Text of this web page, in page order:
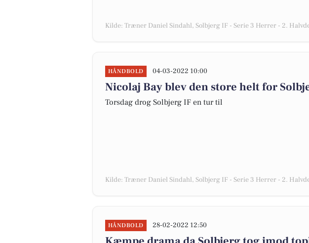
Kilde: Træner Daniel Sindahl, Solbjerg IF - Serie 3 Herrer - 2.
HÅNDBOLD 04-03-2022 10:00
Nicolaj Bay blev den store helt for
Torsdag drog Solbjerg IF en tur til
Kilde: Træner Daniel Sindahl, Solbjerg IF - Serie 3 Herrer - 2.
HÅNDBOLD 28-02-2022 12:50